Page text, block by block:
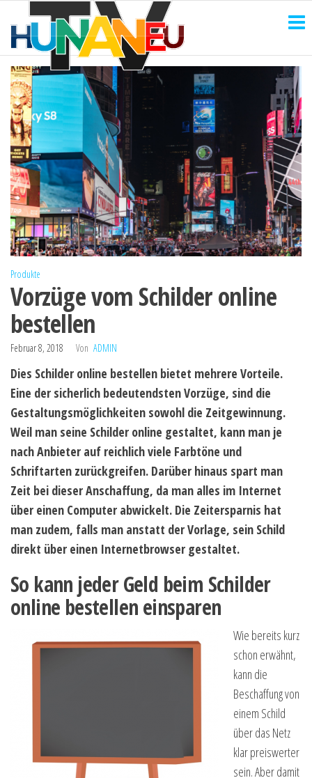
Inhalt
springen
Produkte
Vorzüge vom Schilder online
bestellen
Februar 8, 2018 Von ADMIN
Dies Schilder online bestellen bietet mehrere Vorteile.
Eine der sicherlich bedeutendsten Vorzüge, sind die
Gestaltungsmöglichkeiten sowohl die Zeitgewinnung.
Weil man seine Schilder online gestaltet, kann man je
nach Anbieter auf reichlich viele Farbtöne und
Schriftarten zurückgreifen. Darüber hinaus spart man
Zeit bei dieser Anschaffung, da man alles im Internet
über einen Computer abwickelt. Die Zeitersparnis hat
man zudem, falls man anstatt der Vorlage, sein Schild
direkt über einen Internetbrowser gestaltet.
So kann jeder Geld beim Schilder
online bestellen einsparen
Wie bereits kurz
schon erwähnt,
kann die
Beschaffung von
einem Schild
über das Netz
klar preiswerter
sein. Aber damit